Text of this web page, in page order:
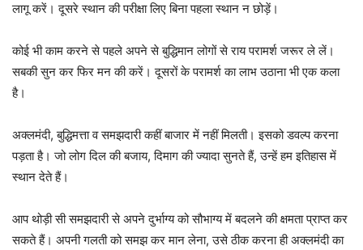
लागू करें। दूसरे स्थान की परीक्षा लिए बिना पहला स्थान न छोड़ें।
कोई भी काम करने से पहले अपने से बुद्धिमान लोगों से राय परामर्श जरूर ले लें।
सबकी सुन कर फिर मन की करें। दूसरों के परामर्श का लाभ उठाना भी एक कला
है।
अक्लमंदी, बुद्धिमत्ता व समझदारी कहीं बाजार में नहीं मिलती। इसको डवल्प करना
पड़ता है। जो लोग दिल की बजाय, दिमाग की ज्यादा सुनते हैं, उन्हें हम इतिहास में
स्थान देते हैं।
आप थोड़ी सी समझदारी से अपने दुर्भाग्य को सौभाग्य में बदलने की क्षमता प्राप्त कर
सकते हैं। अपनी गलती को समझ कर मान लेना, उसे ठीक करना ही अक्लमंदी का